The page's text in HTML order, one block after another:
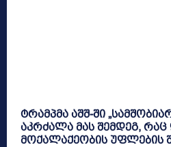
ტრამპმა აშშ-ში
აკრძალა მას შემდეგ,
მოქალაქეობის უფლების